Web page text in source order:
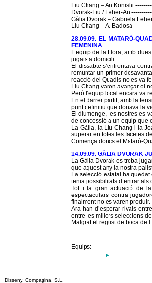
Liu Chang – An Konishi
Dvorak-Liu / Feher-An
Gàlia Dvorak – Gabriela
Liu Chang – A. Badosa
28.09.09. EL MATARÓ-
FEMENINA
L’equip de la Flora, amb
jugats a domicili.
El dissabte s’enfrontava
remuntar un primer
reacció del Quadis no es va
Liu Chang varen avançar el
Però l’equip local encara va
En el darrer partit, amb la
punt definitiu que donava la
El diumenge, les nostres es
de concessió a un equip que
La Gàlia, la Liu Chang i la
superar en totes les facetes
Comença doncs el Mataró-
14.09.09. GÀLIA DVORAK
La Gàlia Dvorak es troba
que aquest any la nostra
La selecció estatal ha
tenia possibilitats d’entrar als
Tot i la gran actuació de
espectaculars contra
finalment no es varen produir.
Ara han d’esperar rivals
entre les millors seleccions
Malgrat el regust de boca de
Equips:
Disseny: Compagina, S.L.